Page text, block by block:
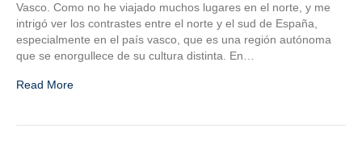
Vasco. Como no he viajado muchos lugares en el norte, y me
intrigó ver los contrastes entre el norte y el sud de España,
especialmente en el país vasco, que es una región autónoma
que se enorgullece de su cultura distinta. En…
Read More